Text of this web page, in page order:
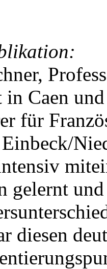
in Caen
für
gelernt
diesen